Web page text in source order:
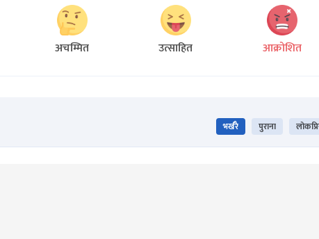
अचम्मित उत्साहित आक्रोशित
भर्खरै पुराना